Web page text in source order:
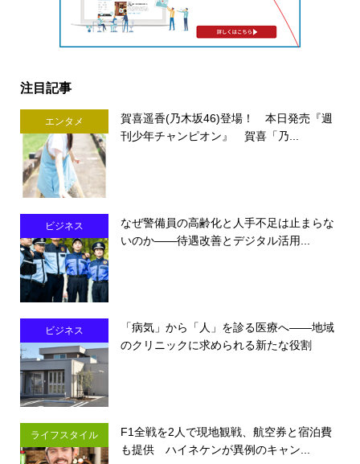
注目記事
エンタメ
賀喜遥香(乃木坂46)登場！ 本日発売『週
刊少年チャンピオン』 賀喜「乃...
ビジネス
なぜ警備員の高齢化と人手不足は止まらな
いのか――待遇改善とデジタル活用...
ビジネス
「病気」から「人」を診る医療へ――地域
のクリニックに求められる新たな役割
ライフスタイル
F1全戦を2人で現地観戦、航空券と宿泊費
も提供 ハイネケンが異例のキャン...